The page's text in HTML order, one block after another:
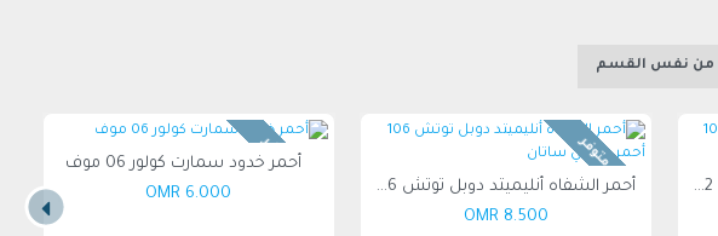
من نفس القسم
أحمر الشفاه أنليميتد دوبل توتش 102 بيج مائل إلى وردي ساتان
غير متوفر
أحمر الشفاه أنليميتد دوبل توتش 106 أحمر ياقوتي ساتان
8.500 OMR
غير متوفر
أحمر خدود سمارت كولور 06 موف
6.000 OMR